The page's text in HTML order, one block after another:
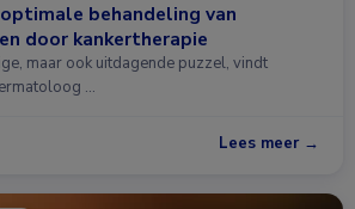
behandeling van
door kankertherapie
maar ook uitdagende puzzel, vindt
…
Lees meer →